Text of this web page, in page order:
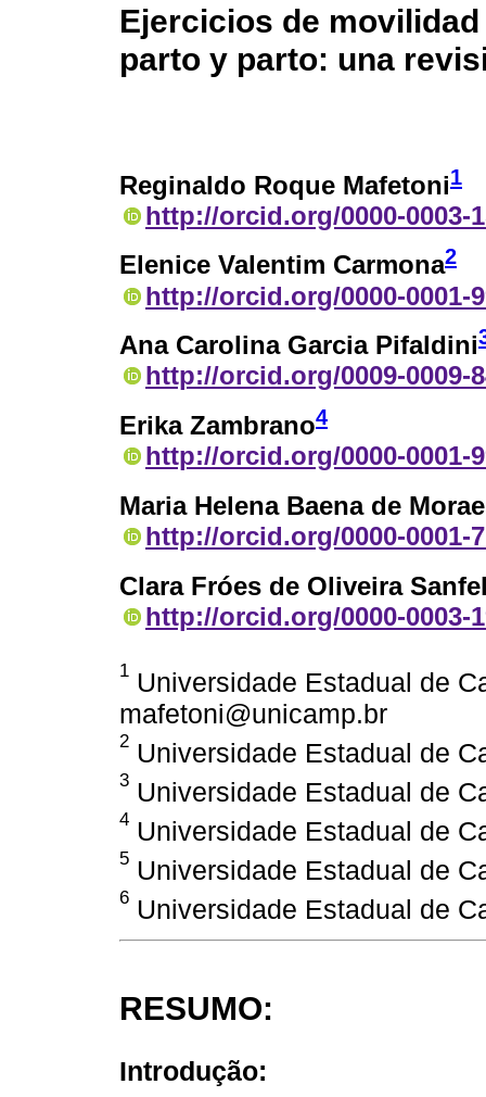
Ejercicios de
parto y parto: una
Reginaldo Roque Mafetoni1
http://orcid.org/0000-0003-
Elenice Valentim Carmona2
http://orcid.org/0000-0001-
Ana Carolina Garcia Pifaldini
http://orcid.org/0009-0009-
Erika Zambrano4
http://orcid.org/0000-0001-
Maria Helena Baena de
http://orcid.org/0000-0001-
Clara Fróes de Oliveira
http://orcid.org/0000-0003-
1 Universidade Estadual de
mafetoni@unicamp.br
2 Universidade Estadual de
3 Universidade Estadual de
4 Universidade Estadual de
5 Universidade Estadual de
6 Universidade Estadual de
RESUMO:
Introdução: